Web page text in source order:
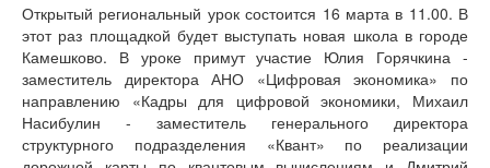
Открытый региональный урок состоится 16 марта в 11.00. В
этот раз площадкой будет выступать новая школа в городе
Камешково. В уроке примут участие Юлия Горячкина -
заместитель директора АНО «Цифровая экономика» по
направлению «Кадры для цифровой экономики, Михаил
Насибулин - заместитель генерального директора
структурного подразделения «Квант» по реализации